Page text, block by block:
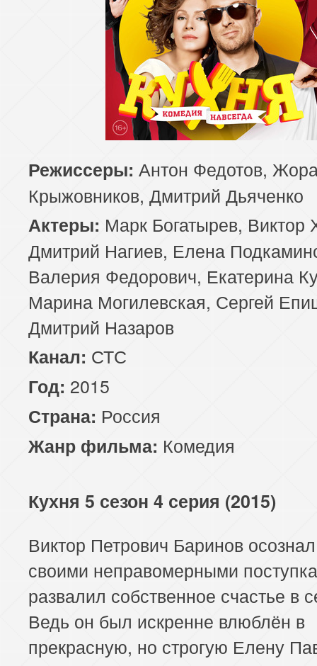
Режиссеры: Антон Федотов,
Крыжовников, Дмитрий Дьяченко
Актеры: Марк Богатырев, Виктор
Дмитрий Нагиев, Елена
Валерия Федорович, Екатерина
Марина Могилевская, Сергей
Дмитрий Назаров
Канал: СТС
Год: 2015
Страна: Россия
Жанр фильма: Комедия
Кухня 5 сезон 4 серия (2015)
Виктор Петрович Баринов
своими неправомерными
развалил собственное счастье в
Ведь он был искренне влюблён в
прекрасную, но строгую Елену